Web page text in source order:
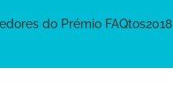
do Prémio FAQtos2018